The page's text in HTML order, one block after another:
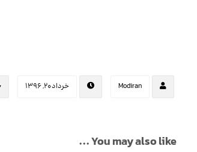
Modiran خرداد ۲۰, ۱۳۹۶
You may also like ...